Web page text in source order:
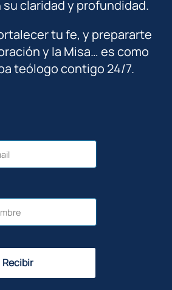
claridad y profundidad.
tu fe, y prepararte
y la Misa… es como
teólogo contigo 24/7.
Recibir